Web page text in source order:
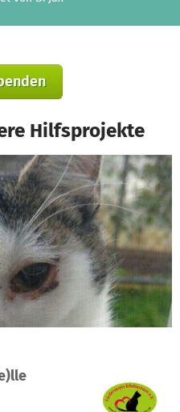
Hilfsprojekte
3.752 €
fehlen noch